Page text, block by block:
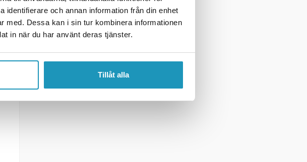
och annan information från din enhet
med. Dessa kan i sin tur kombinera informationen
in när du har använt deras tjänster.
Tillåt alla